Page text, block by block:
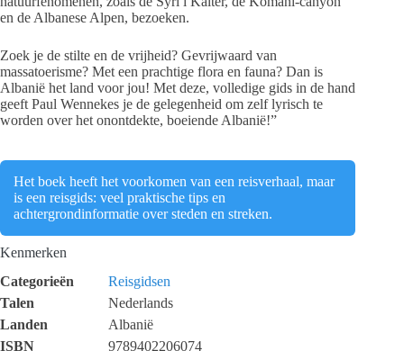
en de Albanese Alpen, bezoeken.
Zoek je de stilte en de vrijheid? Gevrijwaard van
massatoerisme? Met een prachtige flora en fauna? Dan is
Albanië het land voor jou! Met deze, volledige gids in de hand
geeft Paul Wennekes je de gelegenheid om zelf lyrisch te
worden over het onontdekte, boeiende Albanië!”
Het boek heeft het voorkomen van een reisverhaal, maar
is een reisgids: veel praktische tips en
achtergrondinformatie over steden en streken.
Kenmerken
Categorieën
Reisgidsen
Talen
Nederlands
Landen
Albanië
ISBN
9789402206074